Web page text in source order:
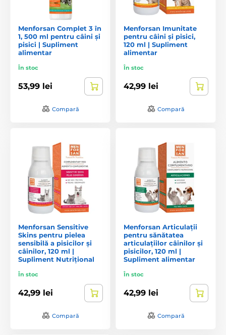
Menforsan Complet 3 în
1, 500 ml pentru câini și
pisici | Supliment
alimentar
În stoc
53,99 lei
Compară
Menforsan Imunitate
pentru câini și pisici,
120 ml | Supliment
alimentar
În stoc
42,99 lei
Compară
Menforsan Sensitive
Skins pentru pielea
sensibilă a pisicilor și
câinilor, 120 ml |
Supliment Nutrițional
În stoc
42,99 lei
Compară
Menforsan Articulații
pentru sănătatea
articulațiilor câinilor și
pisicilor, 120 ml |
Supliment alimentar
În stoc
42,99 lei
Compară